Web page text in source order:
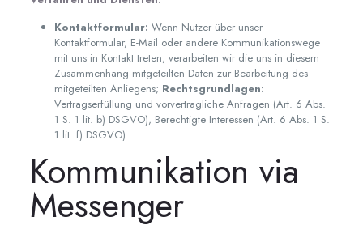
Kontaktformular: Wenn Nutzer über unser
Kontaktformular, E-Mail oder andere Kommunikationswege
mit uns in Kontakt treten, verarbeiten wir die uns in diesem
Zusammenhang mitgeteilten Daten zur Bearbeitung des
mitgeteilten Anliegens; Rechtsgrundlagen:
Vertragserfüllung und vorvertragliche Anfragen (Art. 6 Abs.
1 S. 1 lit. b) DSGVO), Berechtigte Interessen (Art. 6 Abs. 1 S.
1 lit. f) DSGVO).
Kommunikation via
Messenger